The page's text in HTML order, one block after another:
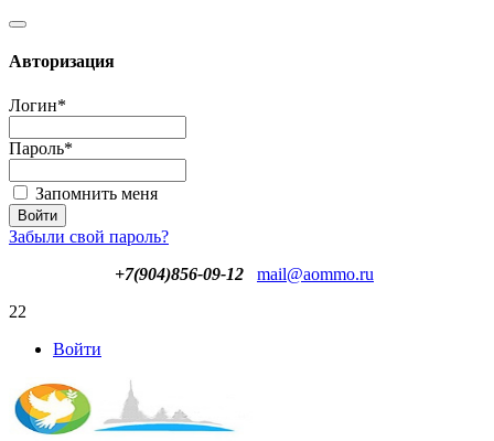
Авторизация
Логин*
Пароль*
Запомнить меня
Забыли свой пароль?
+7(904)856-09-12
mail@aommo.ru
22
Войти